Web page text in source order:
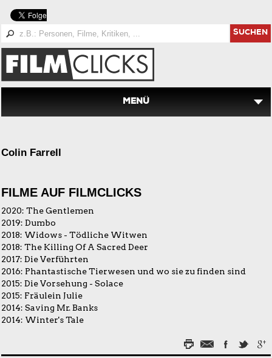
SUCHEN
MENÜ
Colin Farrell
FILME AUF FILMCLICKS
2020: The Gentlemen
2019: Dumbo
2018: Widows - Tödliche Witwen
2018: The Killing Of A Sacred Deer
2017: Die Verführten
2016: Phantastische Tierwesen und wo sie zu finden sind
2015: Die Vorsehung - Solace
2015: Fräulein Julie
2014: Saving Mr. Banks
2014: Winter's Tale